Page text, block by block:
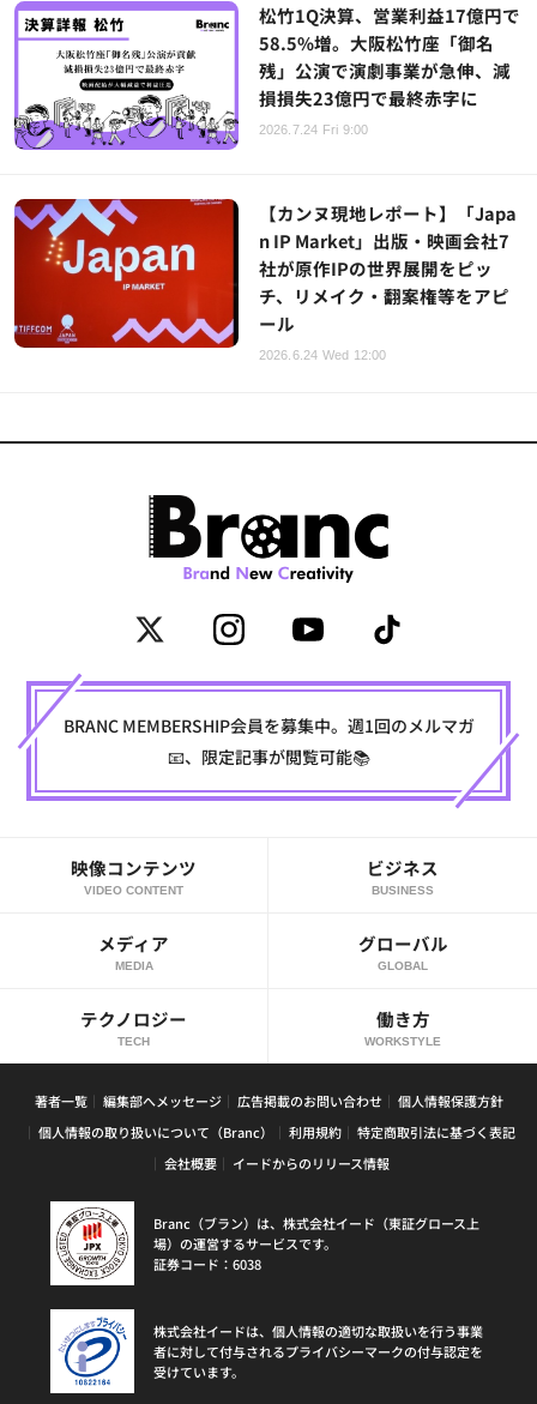
松竹1Q決算、営業利益17億円で
58.5%増。大阪松竹座「御名
残」公演で演劇事業が急伸、減
損損失23億円で最終赤字に
2026.7.24 Fri 9:00
【カンヌ現地レポート】「Japa
n IP Market」出版・映画会社7
社が原作IPの世界展開をピッ
チ、リメイク・翻案権等をアピ
ール
2026.6.24 Wed 12:00
BRANC MEMBERSHIP会員を募集中。週1回のメルマガ
📧、限定記事が閲覧可能📚
映像コンテンツ
VIDEO CONTENT
ビジネス
BUSINESS
メディア
MEDIA
グローバル
GLOBAL
テクノロジー
TECH
働き方
WORKSTYLE
著者一覧 編集部へメッセージ 広告掲載のお問い合わせ
個人情報保護方針
個人情報の取り扱いについて（Branc）
利用規約
特定商取引法に基づく表記
会社概要
イードからのリリース情報
Branc（ブラン）は、株式会社イード（東証グロース上
場）の運営するサービスです。
証券コード：6038
株式会社イードは、個人情報の適切な取扱いを行う事業
者に対して付与されるプライバシーマークの付与認定を
受けています。